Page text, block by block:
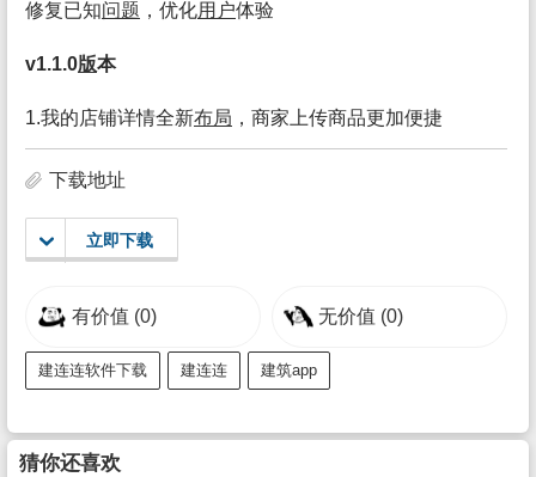
修复已知问题 ，优化用户体验
v1.1.0版本
1.我的店铺详情全新布局 ，商家上传商品更加便捷
下载地址
立即下载
有价值 (0) 无价值 (0)
建连连软件下载 建连连 建筑app
猜你还喜欢